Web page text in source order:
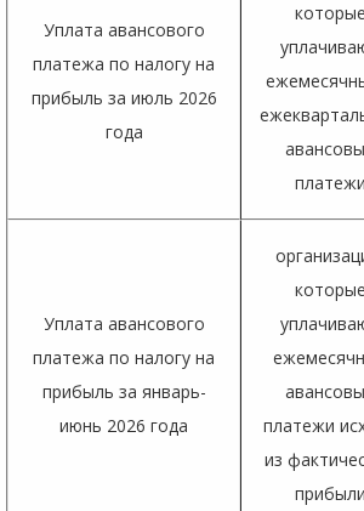
Уплата авансового
платежа по налогу на
прибыль за июль 2026
года
которые
платежи
Уплата авансового
платежа по налогу на
прибыль за январь-
июнь 2026 года
которые
платежи
из
прибыли